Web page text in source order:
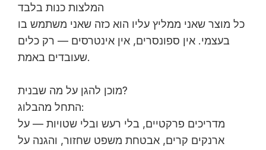
המלצות כנות בלבד
כל מוצר שאני ממליץ עליו הוא כזה שאני משתמש בו
בעצמי. אין ספונסרים, אין אינטרסים — רק כלים
שעובדים באמת.
מוכן להגן על מה שבנית?
התחל מהבלוג:
מדריכים פרקטיים, בלי רעש ובלי שטויות — על
ארנקים קרים, אבטחת משפט שחזור, והגנה על